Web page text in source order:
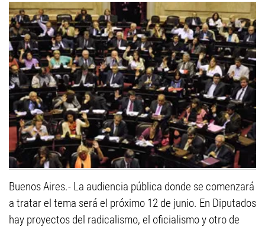
Buenos Aires.- La audiencia pública donde se comenzará
a tratar el tema será el próximo 12 de junio. En Diputados
hay proyectos del radicalismo, el oficialismo y otro de